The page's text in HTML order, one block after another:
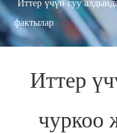
Иттер үчүн суу
фактылар
Иттер
чуркоо